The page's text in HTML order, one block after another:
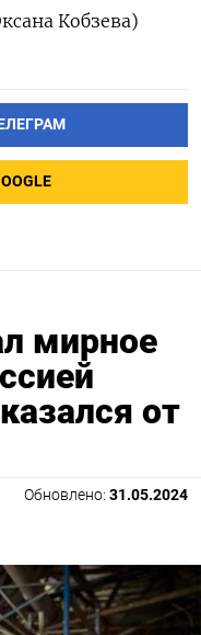
Кобзева)
мирное
от
Обновлено: 31.05.2024